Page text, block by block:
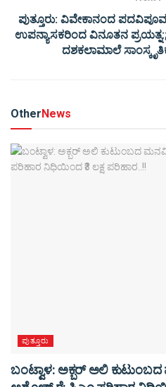
ಪುತ್ತೂರು: ವಿವೇಕಾನಂದ
ಉಪನ್ಯಾಸಕರಿಂದ ವಿನೂತನ ಪ್ರಯತ್ನ:;
ದಶಕಲಾಮಾಲೆ
OtherNews
ಪುತ್ತೂರು
ಬಂಟ್ವಾಳ: ಅಕ್ಬರ್ ಅಲಿ